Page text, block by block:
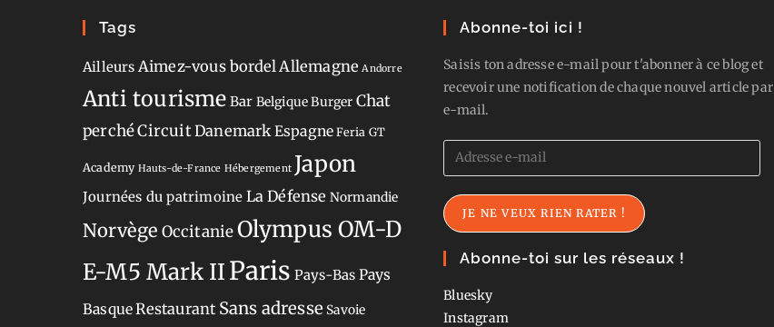
Tags
Ailleurs Aimez-vous bordel Allemagne Andorre
Anti tourisme Bar BelgiqueBurger Chat
perchéCircuitDanemark Espagne Feria GT
Academy Hauts-de-France Hébergement Japon
Journées du patrimoine La Défense Normandie
Norvège OccitanieOlympus OM-D
E-M5 Mark IIParis Pays-Bas Pays
BasqueRestaurant Sans adresse Savoie
Abonne-toi ici !
Saisis ton adresse e-mail pour t'abonner à ce blog et
recevoir une notification de chaque nouvel article par
e-mail.
Adresse
e-
mail
JE NE VEUX RIEN RATER !
Abonne-toi sur les réseaux !
Bluesky
Instagram